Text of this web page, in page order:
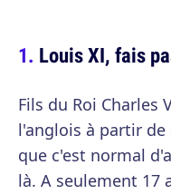
Louis XI, fais
Fils du Roi Charles
l'anglois à partir de
que c'est normal
là. A seulement 17